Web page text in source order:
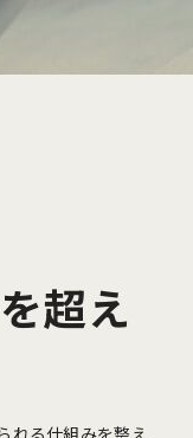
超え
れる仕組みを整え